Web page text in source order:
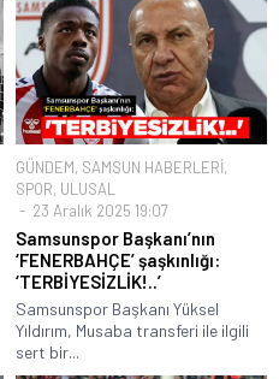
GÜNDEM, SAMSUN HABERLERİ,
SPOR, ULUSAL
23 Aralık 2025 19:07
Samsunspor Başkanı’nın
‘FENERBAHÇE’ şaşkınlığı:
‘TERBİYESİZLİK!..’
Samsunspor Başkanı Yüksel
Yıldırım, Musaba transferi ile ilgili
sert bir...